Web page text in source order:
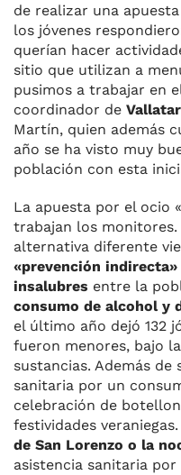
de realizar una
los jóvenes
querían hacer
sitio que utilizan a
pusimos a trabajar en
coordinador de
Martín, quien además
año se ha visto muy
población con esta
La apuesta por el ocio
trabajan los
alternativa diferente
«prevención
insalubres entre la
consumo de alcohol y
el último año dejó 132
fueron menores, bajo
sustancias. Además
sanitaria por un
celebración de
festividades
de San Lorenzo o la
asistencia sanitaria